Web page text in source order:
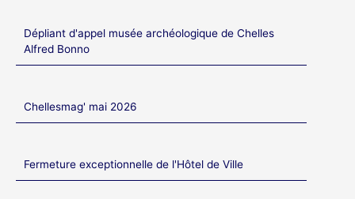
Dépliant d'appel musée archéologique de Chelles
Alfred Bonno
Chellesmag' mai 2026
Fermeture exceptionnelle de l'Hôtel de Ville